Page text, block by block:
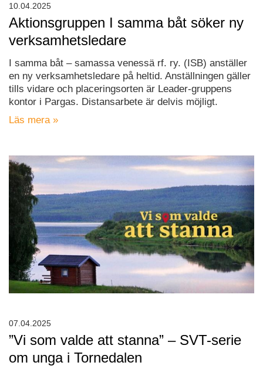
Aktionsgruppen I samma båt söker ny
verksamhetsledare
I samma båt – samassa venessä rf. ry. (ISB) anställer
en ny verksamhetsledare på heltid. Anställningen gäller
tills vidare och placeringsorten är Leader-gruppens
kontor i Pargas. Distansarbete är delvis möjligt.
Läs mera »
10.04.2025
”Vi som valde att stanna” – SVT-serie
om unga i Tornedalen
07.04.2025